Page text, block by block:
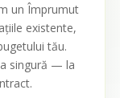
un Împrumut
existente,
tău.
singură — la